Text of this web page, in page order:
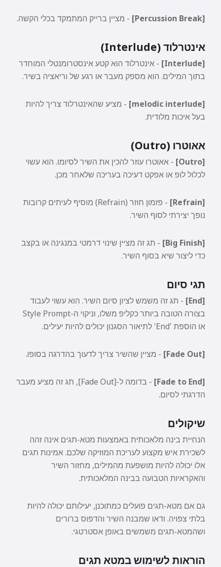
[Percussion Break]
- מציין ברייק המתמקד בכלי הקשה.
אינטרלוד (Interlude)
[Interlude] - אינטרלוד הוא קטע אינסטרומנטלי המוחדר
בתוך המילים. הוא מספק מעבר או רגע של וריאציה בשיר.
[melodic interlude]
- מציע שהאינטרלוד צריך להיות
בעל איכות מלודית.
אאוטרו (Outro)
[Outro] - אאוטרו עוזר להכין את השיר לסיומו. הוא עשוי
לכלול לופ או אפקט דעיכה בעריכה שלאחר מכן.
[Refrain]
- פזמון חוזר (Refrain) מוסיף לעיתים קרובות
נופך יצירתי לסוף השיר.
[Big Finish]
- תג זה מציין שינוי דרמטי במנגינה או בקצב
כדי ליצור שיא בסוף השיר.
תגי סיום
[End] - תג זה משמש לציון סיום השיר. הוא עשוי לעבוד
בצורה הטובה ביותר כקליפ משלו, וניקוי ה-Style Prompt
או הוספת 'End' לתיאור הסגנון יכולים להיות יעילים.
[Fade Out]
- מציין שהשיר צריך לדעוך בהדרגה בסופו.
[Fade to End]
- בדומה ל-[Fade Out], תג זה מציע מעבר
הדרגתי לסיום.
שיקולים
הנחיית בינה מלאכותית באמצעות מטא-תגים אינה זהה
לשכירת איש מקצוע לעריכת המוזיקה שלכם. אמינות תגים
אלו יכולה להיות מושפעת מהמילים, מחזור השיר
והאקראיות הטבועה בבינה המלאכותית.
גם אם מטא-תגים פועלים כמתוכנן, יעילותם יכולה להיות
בלתי צפויה. ודאו שמבנה השיר והדפוס ברורים
ושהמטא-תגים משמשים באופן אסטרטגי.
הוראות לשימוש במטא תגים
היי 👋
אני יכול ליצור שירים, לכתוב שירים
נסה בחינם
אני מקבל: